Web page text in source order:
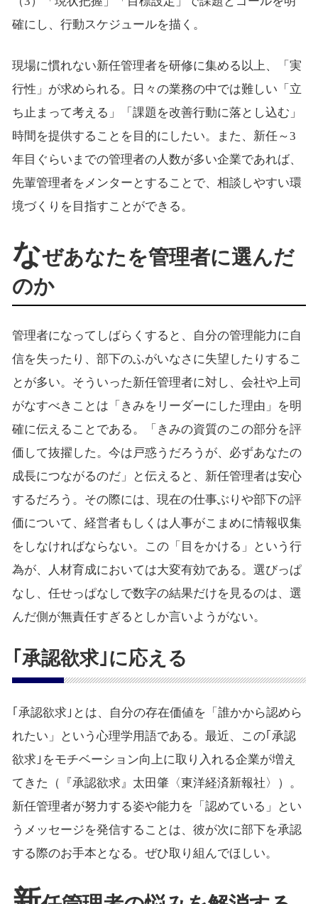
確にし、行動スケジュールを描く。
現場に慣れない新任管理者を研修に集める以上、「実
行性」が求められる。日々の業務の中では難しい「立
ち止まって考える」「課題を改善行動に落とし込む」
時間を提供することを目的にしたい。また、新任～3
年目ぐらいまでの管理者の人数が多い企業であれば、
先輩管理者をメンターとすることで、相談しやすい環
境づくりを目指すことができる。
なぜあなたを管理者に選んだ
のか
管理者になってしばらくすると、自分の管理能力に自
信を失ったり、部下のふがいなさに失望したりするこ
とが多い。そういった新任管理者に対し、会社や上司
がなすべきことは「きみをリーダーにした理由」を明
確に伝えることである。「きみの資質のこの部分を評
価して抜擢した。今は戸惑うだろうが、必ずあなたの
成長につながるのだ」と伝えると、新任管理者は安心
するだろう。その際には、現在の仕事ぶりや部下の評
価について、経営者もしくは人事がこまめに情報収集
をしなければならない。この「目をかける」という行
為が、人材育成においては大変有効である。選びっぱ
なし、任せっぱなしで数字の結果だけを見るのは、選
んだ側が無責任すぎるとしか言いようがない。
｢承認欲求｣に応える
｢承認欲求｣とは、自分の存在価値を「誰かから認めら
れたい」という心理学用語である。最近、この｢承認
欲求｣をモチベーション向上に取り入れる企業が増え
てきた（『承認欲求』太田肇〈東洋経済新報社〉）。
新任管理者が努力する姿や能力を「認めている」とい
うメッセージを発信することは、彼が次に部下を承認
する際のお手本となる。ぜひ取り組んでほしい。